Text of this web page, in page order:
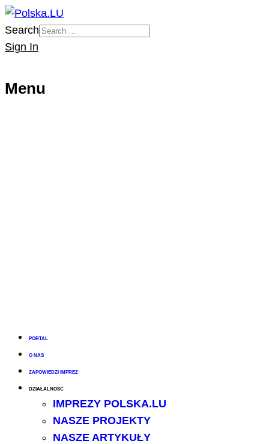
Search
Sign In
Menu
PORTAL
O NAS
ZAPOWIEDZI IMPREZ
DZIAŁALNOŚĆ
IMPREZY POLSKA.LU
NASZE PROJEKTY
NASZE ARTYKUŁY